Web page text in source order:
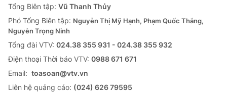
Tổng Biên tập: Vũ Thanh Thủy
Phó Tổng Biên tập: Nguyễn Thị Mỹ Hạnh, Phạm Quốc Thắng,
Nguyễn Trọng Ninh
Tổng đài VTV: 024.38 355 931 - 024.38 355 932
Ðiện thoại Thời báo VTV: 0988 671 671
Email: toasoan@vtv.vn
Liên hệ quảng cáo: (024) 626 79595